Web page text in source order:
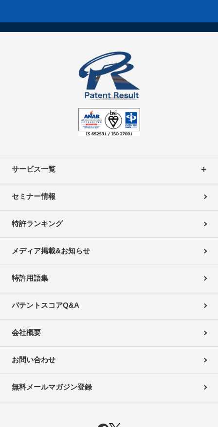
サービス一覧
セミナー情報
特許ランキング
メディア掲載&お知らせ
特許用語集
パテントスコアQ&A
会社概要
お問い合わせ
無料メールマガジン登録